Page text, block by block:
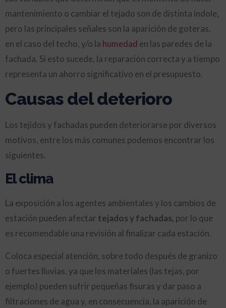
mantenimiento o cambiar el tejado son de distinta índole,
pero las principales señales son la aparición de goteras,
en el caso del techo, y/o la humedad en las paredes de la
fachada. Si esto sucede, la reparación correcta y a tiempo
representa un ahorro significativo en el presupuesto.
Causas del deterioro
Los tejidos y fachadas pueden deteriorarse por diversos
motivos, entre los más comunes podemos encontrar los
siguientes.
El clima
La exposición a los agentes ambientales y los cambios de
estación pueden afectar tejados y fachadas, por lo que
es recomendable una revisión al finalizar cada estación.
Coloca especial atención, sobre todo después de granizo
o fuertes lluvias, ya que los materiales (las tejas, por
ejemplo) pueden sufrir pequeñas fisuras y dar paso a
filtraciones de agua y, en consecuencia, la aparición de